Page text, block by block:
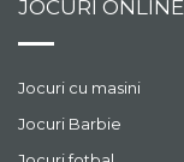
JOCURI ONLINE
Jocuri cu masini
Jocuri Barbie